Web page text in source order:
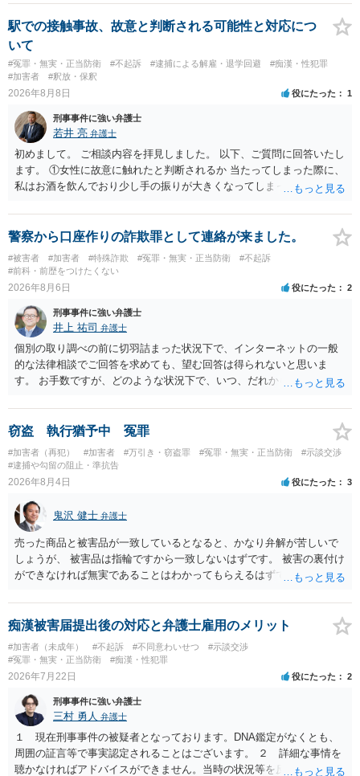
駅での接触事故、故意と判断される可能性と対応につ
いて
#冤罪・無実・正当防衛 #不起訴 #逮捕による解雇・退学回避
#痴漢・性犯罪
#加害者
#釈放・保釈
2026年8月8日 役にたった 1
刑事事件に強い弁護士
若井 亮 弁護士
初めまして。 ご相談内容を拝見しました。 以下、ご質問に回答いたし
ます。 ①女性に故意に触れたと判断されるか 当たってしまった際に、
私はお酒を飲んでおり少し手の振りが大きくなってしまっていたこと
いた場合、故意だと判定されやすいのでしょうか？ お伺いする限り、
故意があると判断されることは無いかと思います。 ②逮捕、呼び出し
捕、呼び出しされる可能性はどれほどでしょうか？ 誤って当たってし
まっただけであり、さらにその場で女性等のアクションが無かったこ
す。 ③逮捕呼び出しまでの期間 大体どれほどの期間逮捕呼び出しの可
能性があると考えれば良いのでしょうか？ 逮捕や呼び出しの可能性は
極めて低いと思います。 連絡が来ることはないでしょう。
警察から口座作りの詐欺罪として連絡が来ました。
#被害者 #加害者 #特殊詐欺 #冤罪・無実・正当防衛
#不起訴
#前科・前歴をつけたくない
2026年8月6日 役にたった 2
刑事事件に強い弁護士
井上 祐司 弁護士
個別の取り調べの前に切羽詰まった状況下で、インターネットの一般
的な法律相談でご回答を求めても、望む回答は得られないと思いま
す。 お手数ですが、どのような状況下で、いつ、だれからどのような
の程度だと聞いているのかということについて、お近くで詳細な法律
相談を受けられたうえで対処方法を探された方がよいと思われます。
一般論でいえば、任意取り調べの場合、ＩＣレコーダーを持参して取
り調べ内容を録音することは必須だと考えます。
窃盗 執行猶予中 冤罪
#加害者（再犯） #加害者 #万引き・窃盗罪 #冤罪・無実・正当防衛
#示談交渉
#逮捕や勾留の阻止・準抗告
2026年8月4日 役にたった 3
鬼沢 健士 弁護士
売った商品と被害品が一致しているとなると、かなり弁解が苦しいで
しょうが、 被害品は指輪ですから一致しないはずです。 被害の裏付け
ができなければ無実であることはわかってもらえるはずです。
痴漢被害届提出後の対応と弁護士雇用のメリット
#加害者（未成年） #不起訴 #不同意わいせつ
#示談交渉
#冤罪・無実・正当防衛
#痴漢・性犯罪
2026年7月22日 役にたった 2
刑事事件に強い弁護士
三村 勇人 弁護士
１ 現在刑事事件の被疑者となっております。DNA鑑定がなくとも、
周囲の証言等で事実認定されることはございます。 ２ 詳細な事情を
聴かなければアドバイスができません。当時の状況等を反論していく